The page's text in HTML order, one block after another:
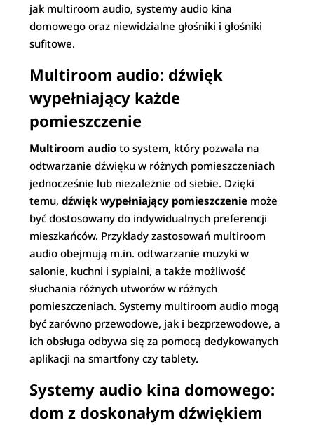
jak multiroom audio, systemy audio kina
domowego oraz niewidzialne głośniki i głośniki
sufitowe.
Multiroom audio: dźwięk
wypełniający każde
pomieszczenie
Multiroom audio to system, który pozwala na
odtwarzanie dźwięku w różnych pomieszczeniach
jednocześnie lub niezależnie od siebie. Dzięki
temu,dźwięk wypełniający pomieszczenie może
być dostosowany do indywidualnych preferencji
mieszkańców. Przykłady zastosowań multiroom
audio obejmują m.in. odtwarzanie muzyki w
salonie, kuchni i sypialni, a także możliwość
słuchania różnych utworów w różnych
pomieszczeniach. Systemy multiroom audio mogą
być zarówno przewodowe, jak i bezprzewodowe, a
ich obsługa odbywa się za pomocą dedykowanych
aplikacji na smartfony czy tablety.
Systemy audio kina domowego:
dom z doskonałym dźwiękiem